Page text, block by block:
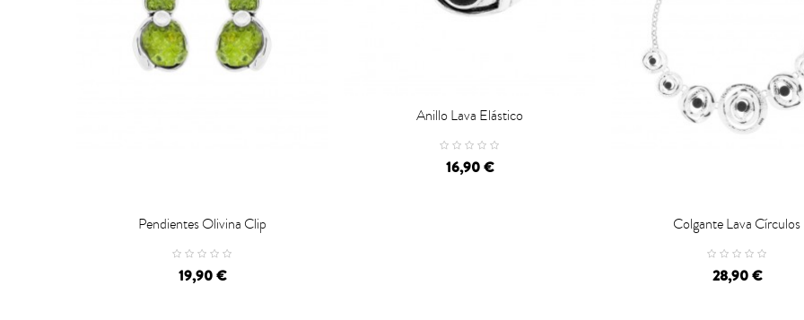
CARRO
Pendientes Olivina Clip
19,90 €
CARRO
Anillo Lava Elástico
16,90 €
CARRO
Colgante Lava Círculos
28,90 €